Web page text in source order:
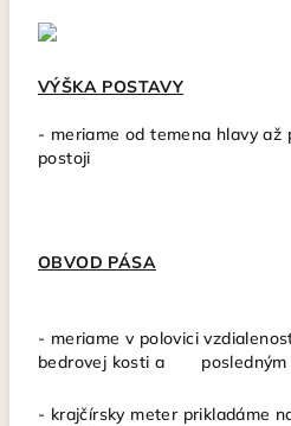
VÝŠKA POSTAVY
- meriame od temena hlavy až
postoji
OBVOD PÁSA
- meriame v polovici
bedrovej kosti a posledným
- krajčírsky meter prikladáme